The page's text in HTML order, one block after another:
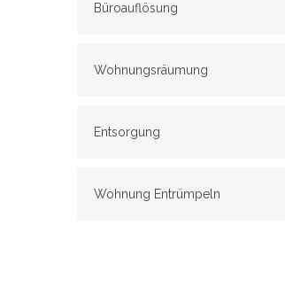
Büroauflösung
Wohnungsräumung
Entsorgung
Wohnung Entrümpeln